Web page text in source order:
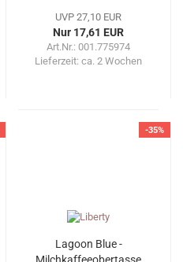
UVP 27,10 EUR
Nur 17,61 EUR
Art.Nr.: 001.775974
Lieferzeit: ca. 2 Wochen
-35%
Lagoon Blue -